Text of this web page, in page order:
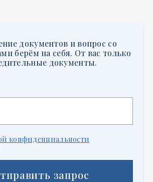
документов и вопрос со
берём на себя. От вас только
документы.
конфиденциальности
запрос